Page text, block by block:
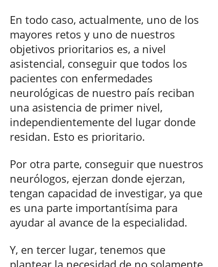
En todo caso, actualmente, uno de los
mayores retos y uno de nuestros
objetivos prioritarios es, a nivel
asistencial, conseguir que todos los
pacientes con enfermedades
neurológicas de nuestro país reciban
una asistencia de primer nivel,
independientemente del lugar donde
residan. Esto es prioritario.
Por otra parte, conseguir que nuestros
neurólogos, ejerzan donde ejerzan,
tengan capacidad de investigar, ya que
es una parte importantísima para
ayudar al avance de la especialidad.
Y, en tercer lugar, tenemos que
plantear la necesidad de no solamente